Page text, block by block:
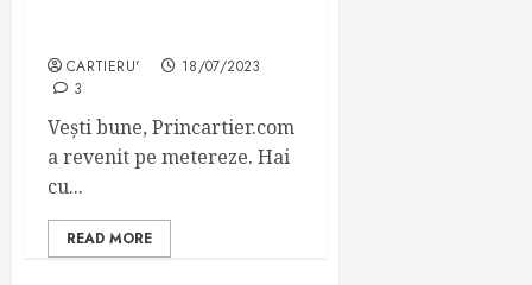
CARTIERU'
18/07/2023
3
Vești bune, Princartier.com
a revenit pe metereze. Hai
cu...
READ MORE